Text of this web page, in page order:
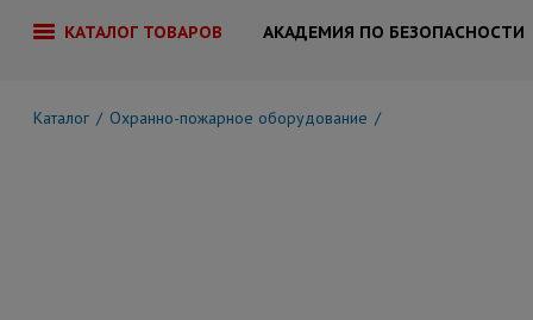
КАТАЛОГ ТОВАРОВ АКАДЕМИЯ ПО БЕЗОПАСНОСТИ
Каталог Охранно-пожарное оборудование